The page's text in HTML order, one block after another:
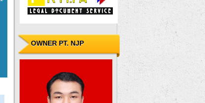
OWNER PT. NJP